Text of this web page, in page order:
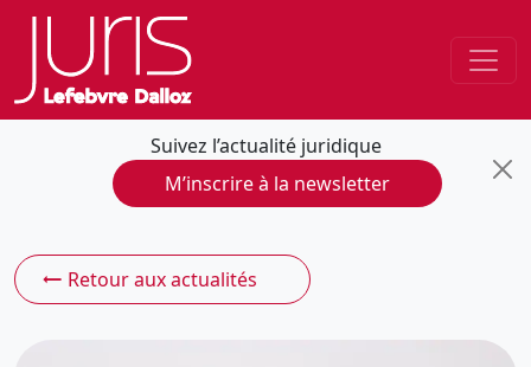
Suivez l’actualité juridique
M’inscrire à la newsletter
Retour aux actualités